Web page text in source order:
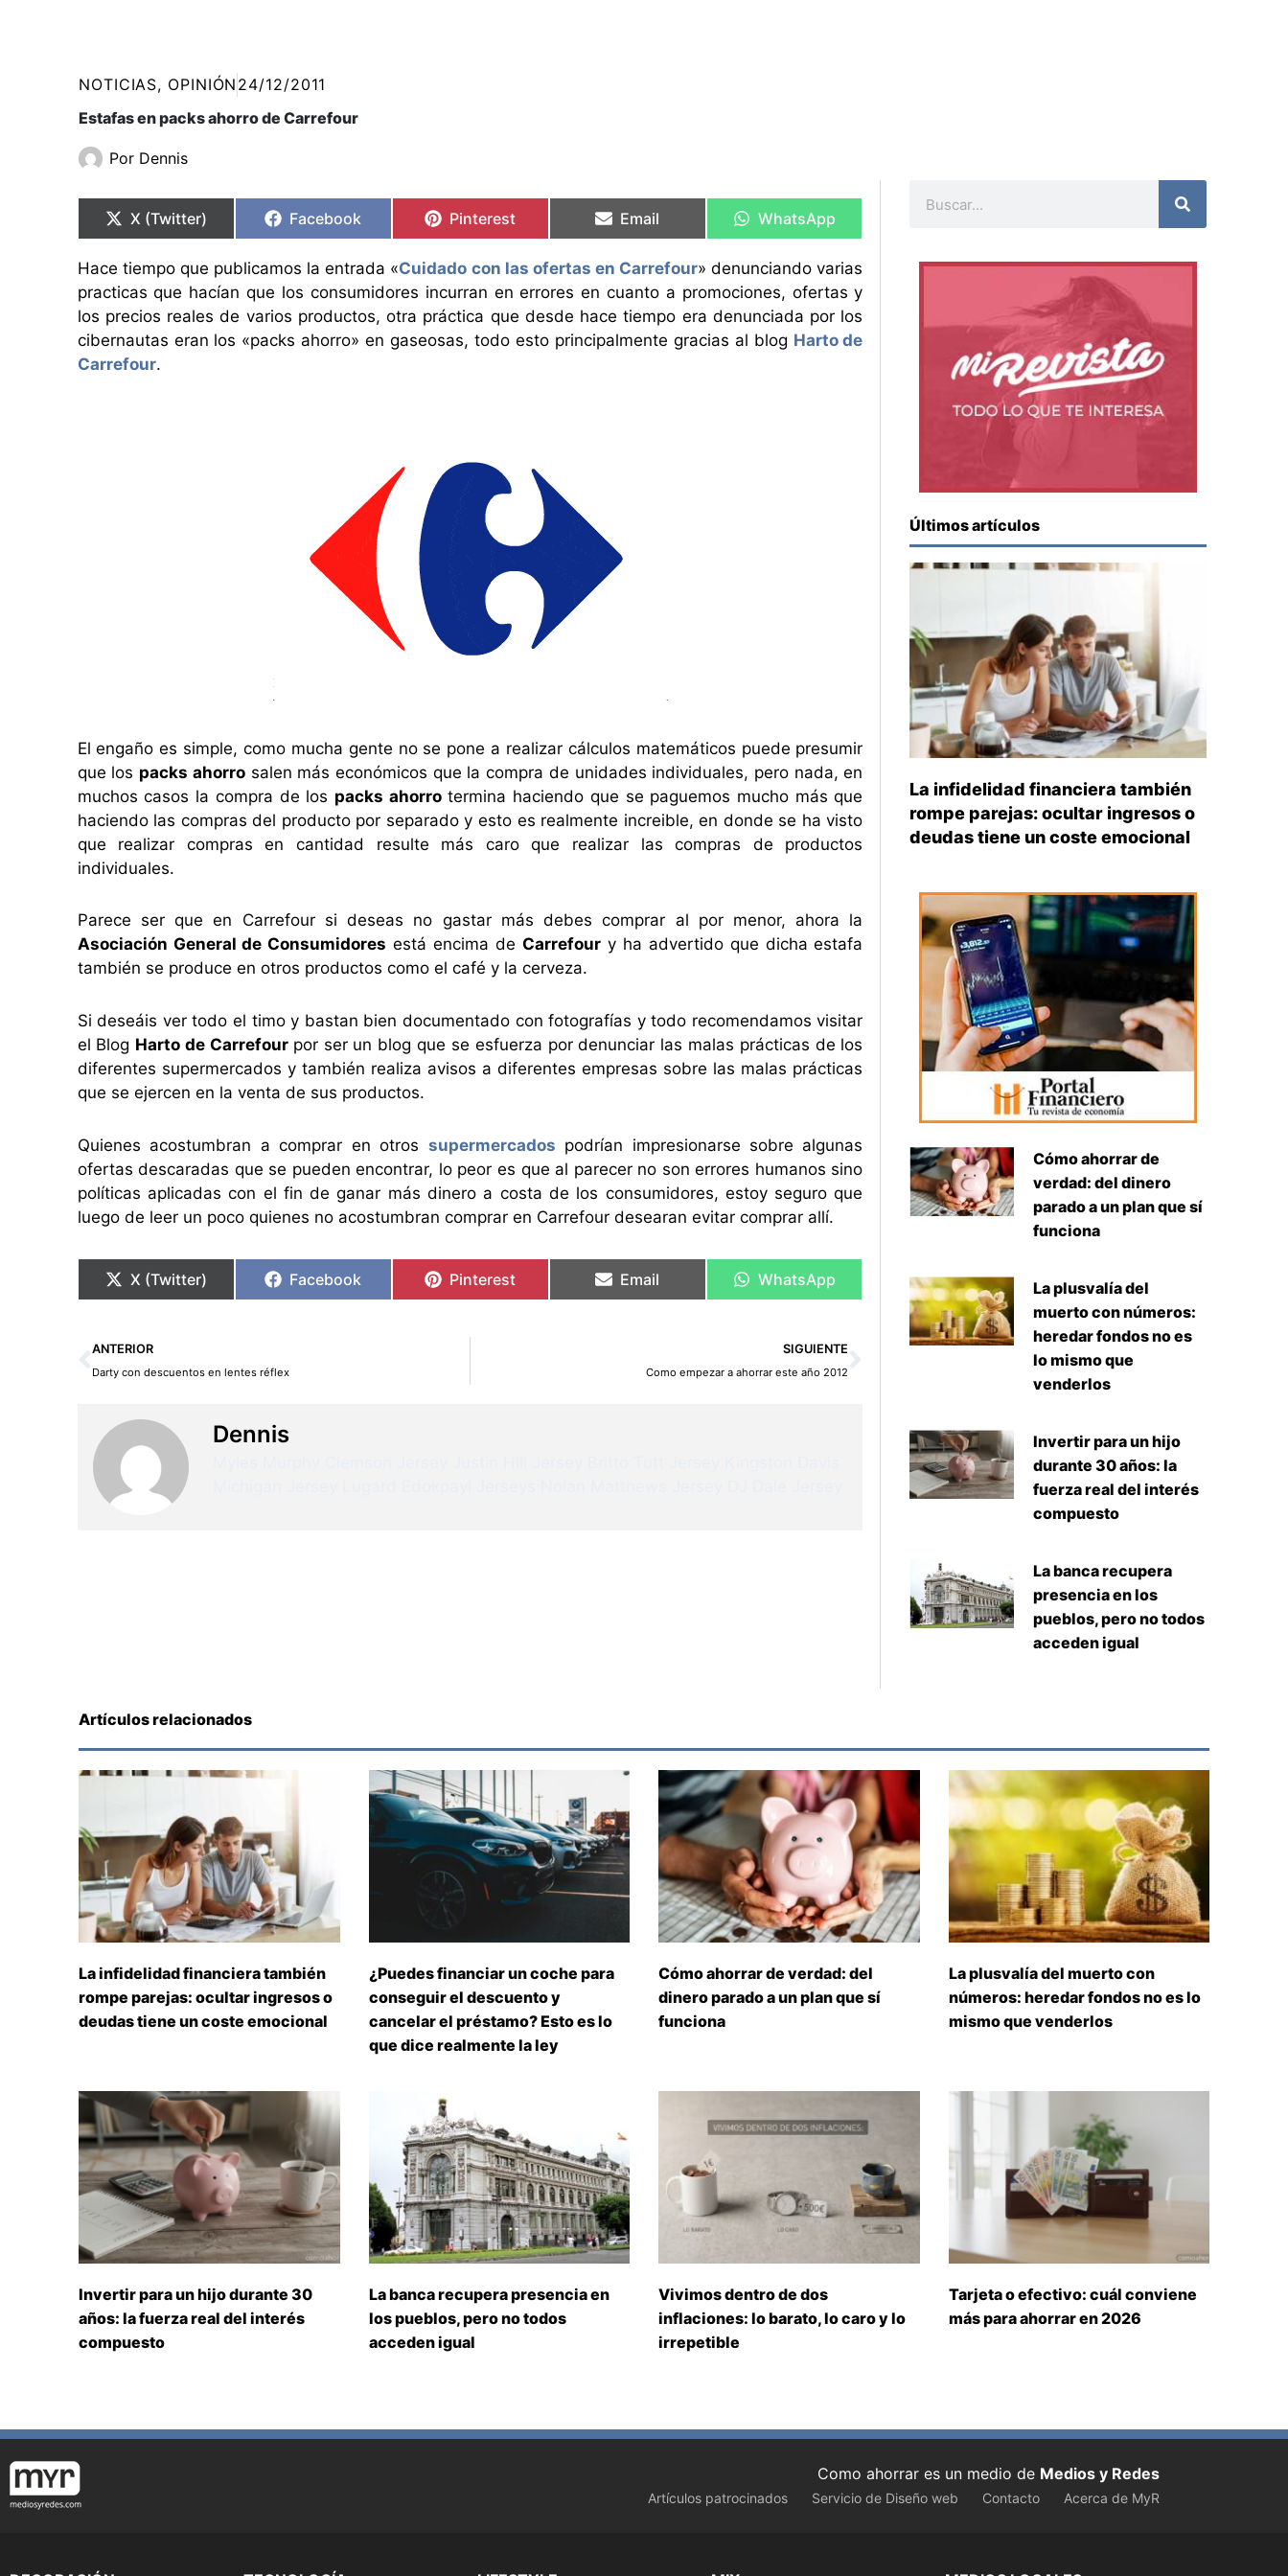
NOTICIAS, OPINIÓN 24/12/2011
Estafas en packs ahorro de Carrefour
Por Dennis
en
X (Twitter)
en
Facebook
en
Pinterest
en
Email
en
WhatsApp
Hace tiempo que publicamos la entrada «Cuidado con las ofertas en Carrefour» denunciando varias
practicas que hacían que los consumidores incurran en errores en cuanto a promociones, ofertas y
los precios reales de varios productos, otra práctica que desde hace tiempo era denunciada por los
cibernautas eran los «packs ahorro» en gaseosas, todo esto principalmente gracias al blog Harto de
Carrefour.
El engaño es simple, como mucha gente no se pone a realizar cálculos matemáticos puede presumir
que los packs ahorrosalen más económicos que la compra de unidades individuales, pero nada, en
muchos casos la compra de los packs ahorrotermina haciendo que se paguemos mucho más que
haciendo las compras del producto por separado y esto es realmente increible, en donde se ha visto
que realizar compras en cantidad resulte más caro que realizar las compras de productos
individuales.
Parece ser que en Carrefour si deseas no gastar más debes comprar al por menor, ahora la
Asociación General de Consumidores está encima deCarrefour y ha advertido que dicha estafa
también se produce en otros productos como el café y la cerveza.
Si deseáis ver todo el timo y bastan bien documentado con fotografías y todo recomendamos visitar
el Blog Harto de Carrefour por ser un blog que se esfuerza por denunciar las malas prácticas de los
diferentes supermercados y también realiza avisos a diferentes empresas sobre las malas prácticas
que se ejercen en la venta de sus productos.
Quienes acostumbran a comprar en otros supermercados podrían impresionarse sobre algunas
ofertas descaradas que se pueden encontrar, lo peor es que al parecer no son errores humanos sino
políticas aplicadas con el fin de ganar más dinero a costa de los consumidores, estoy seguro que
luego de leer un poco quienes no acostumbran comprar en Carrefour desearan evitar comprar allí.
en
X (Twitter)
en
Facebook
en
Pinterest
en
Email
en
WhatsApp
Ant
ANTERIOR
Darty con descuentos en lentes réflex
SIGUIENTE
Como empezar a ahorrar este año 2012
Siguiente
Dennis
Últimos artículos
La infidelidad financiera también
rompe parejas: ocultar ingresos o
deudas tiene un coste emocional
Cómo ahorrar de
verdad: del dinero
parado a un plan que sí
funciona
La plusvalía del
muerto con números:
heredar fondos no es
lo mismo que
venderlos
Invertir para un hijo
durante 30 años: la
fuerza real del interés
compuesto
La banca recupera
presencia en los
pueblos, pero no todos
acceden igual
Artículos relacionados
La infidelidad financiera también
rompe parejas: ocultar ingresos o
deudas tiene un coste emocional
¿Puedes financiar un coche para
conseguir el descuento y
cancelar el préstamo? Esto es lo
que dice realmente la ley
Cómo ahorrar de verdad: del
dinero parado a un plan que sí
funciona
La plusvalía del muerto con
números: heredar fondos no es lo
mismo que venderlos
Invertir para un hijo durante 30
años: la fuerza real del interés
compuesto
La banca recupera presencia en
los pueblos, pero no todos
acceden igual
Vivimos dentro de dos
inflaciones: lo barato, lo caro y lo
irrepetible
Tarjeta o efectivo: cuál conviene
más para ahorrar en 2026
Como ahorrar es un medio de Medios y Redes
Artículos patrocinados Servicio de Diseño web Contacto Acerca de MyR